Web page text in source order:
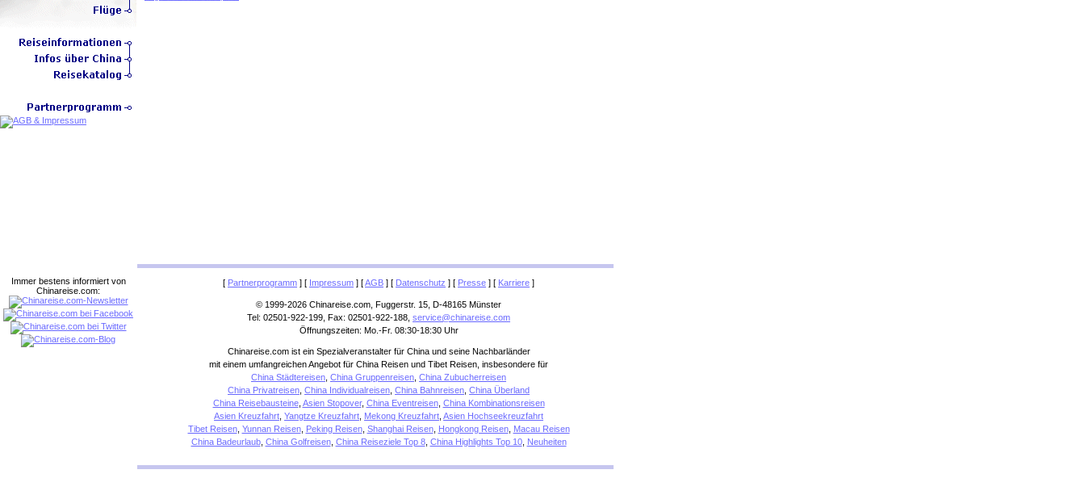
[ Partnerprogramm ] [ Impressum ] [AGB ] [ Datenschutz ] [ Presse ] [ Karriere ]
© 1999-2026 Chinareise.com, Fuggerstr. 15, D-48165 Münster
Tel: 02501-922-199, Fax: 02501-922-188, service@chinareise.com
Öffnungszeiten: Mo.-Fr. 08:30-18:30 Uhr
Chinareise.com ist ein Spezialveranstalter für China und seine Nachbarländer
mit einem umfangreichen Angebot für China Reisen und Tibet Reisen, insbesondere für
China Städtereisen China Gruppenreisen China Zubucherreisen
China Privatreisen China Individualreisen China Bahnreisen China Überland
China Reisebausteine, Asien Stopover, China Eventreisen, China Kombinationsreisen
Asien Kreuzfahrt Yangtze Kreuzfahrt Mekong Kreuzfahrt Asien Hochseekreuzfahrt
Tibet Reisen, Yunnan Reisen, Peking Reisen, Shanghai Reisen, Hongkong Reisen, Macau Reisen
China Badeurlaub, China Golfreisen, China Reiseziele Top 8, China Highlights Top 10, Neuheiten
Immer bestens informiert von
Chinareise.com: